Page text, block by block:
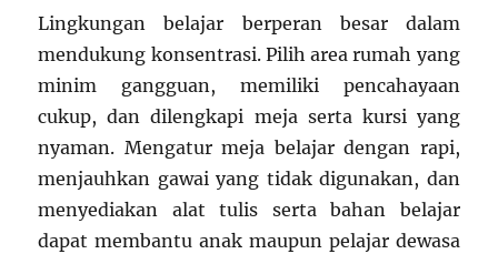
Lingkungan belajar berperan besar dalam
mendukung konsentrasi. Pilih area rumah yang
minim gangguan, memiliki pencahayaan
cukup, dan dilengkapi meja serta kursi yang
nyaman. Mengatur meja belajar dengan rapi,
menjauhkan gawai yang tidak digunakan, dan
menyediakan alat tulis serta bahan belajar
dapat membantu anak maupun pelajar dewasa